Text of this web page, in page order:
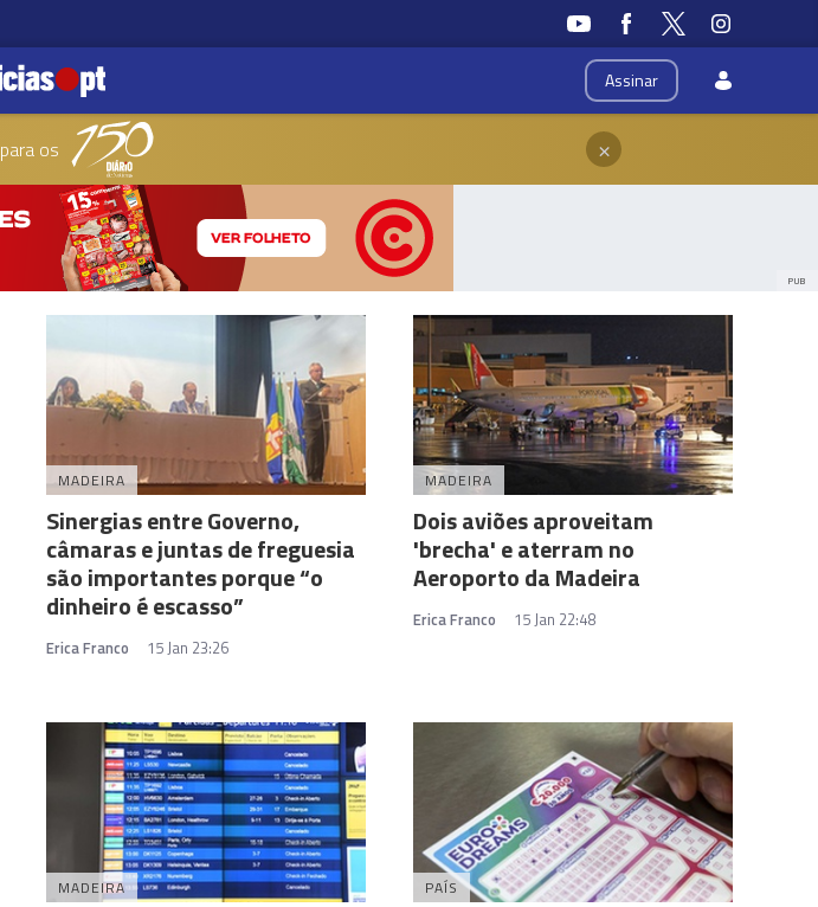
Assinar
para os ×
PUB
MADEIRA
Sinergias entre Governo,
câmaras e juntas de freguesia
são importantes porque “o
dinheiro é escasso”
Erica Franco 15 Jan 23:26
MADEIRA
Dois aviões aproveitam
'brecha' e aterram no
Aeroporto da Madeira
Erica Franco 15 Jan 22:48
MADEIRA PAÍS